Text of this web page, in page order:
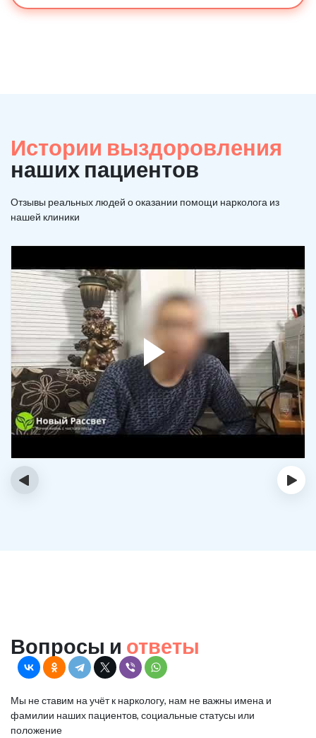
Истории выздоровления
наших пациентов
Отзывы реальных людей о оказании помощи нарколога из
нашей клиники
‹ ›
Вопросы и ответы
Мы не ставим на учёт к наркологу, нам не важны имена и
фамилии наших пациентов, социальные статусы или
положение